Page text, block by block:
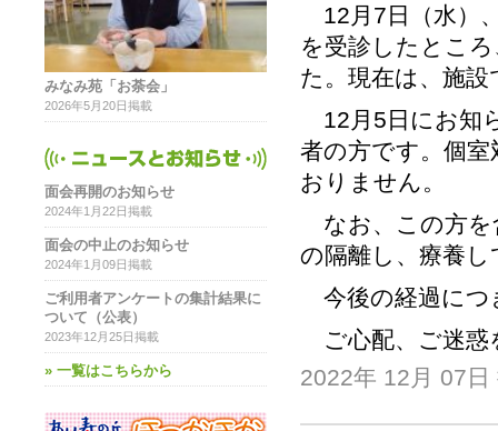
12月7日（水）
を受診したとこ
た。現在は、施
12月5日にお知
者の方です。個
おりません。
なお、この方を
の隔離し、療養
今後の経過につ
ご心配、ご迷惑
2022年 12月 07日
みなみ苑「お荼会」
2026年5月20日掲載
面会再開のお知らせ
2024年1月22日掲載
面会の中止のお知らせ
2024年1月09日掲載
ご利用者アンケートの集計結果に
ついて（公表）
2023年12月25日掲載
» 一覧はこちらから